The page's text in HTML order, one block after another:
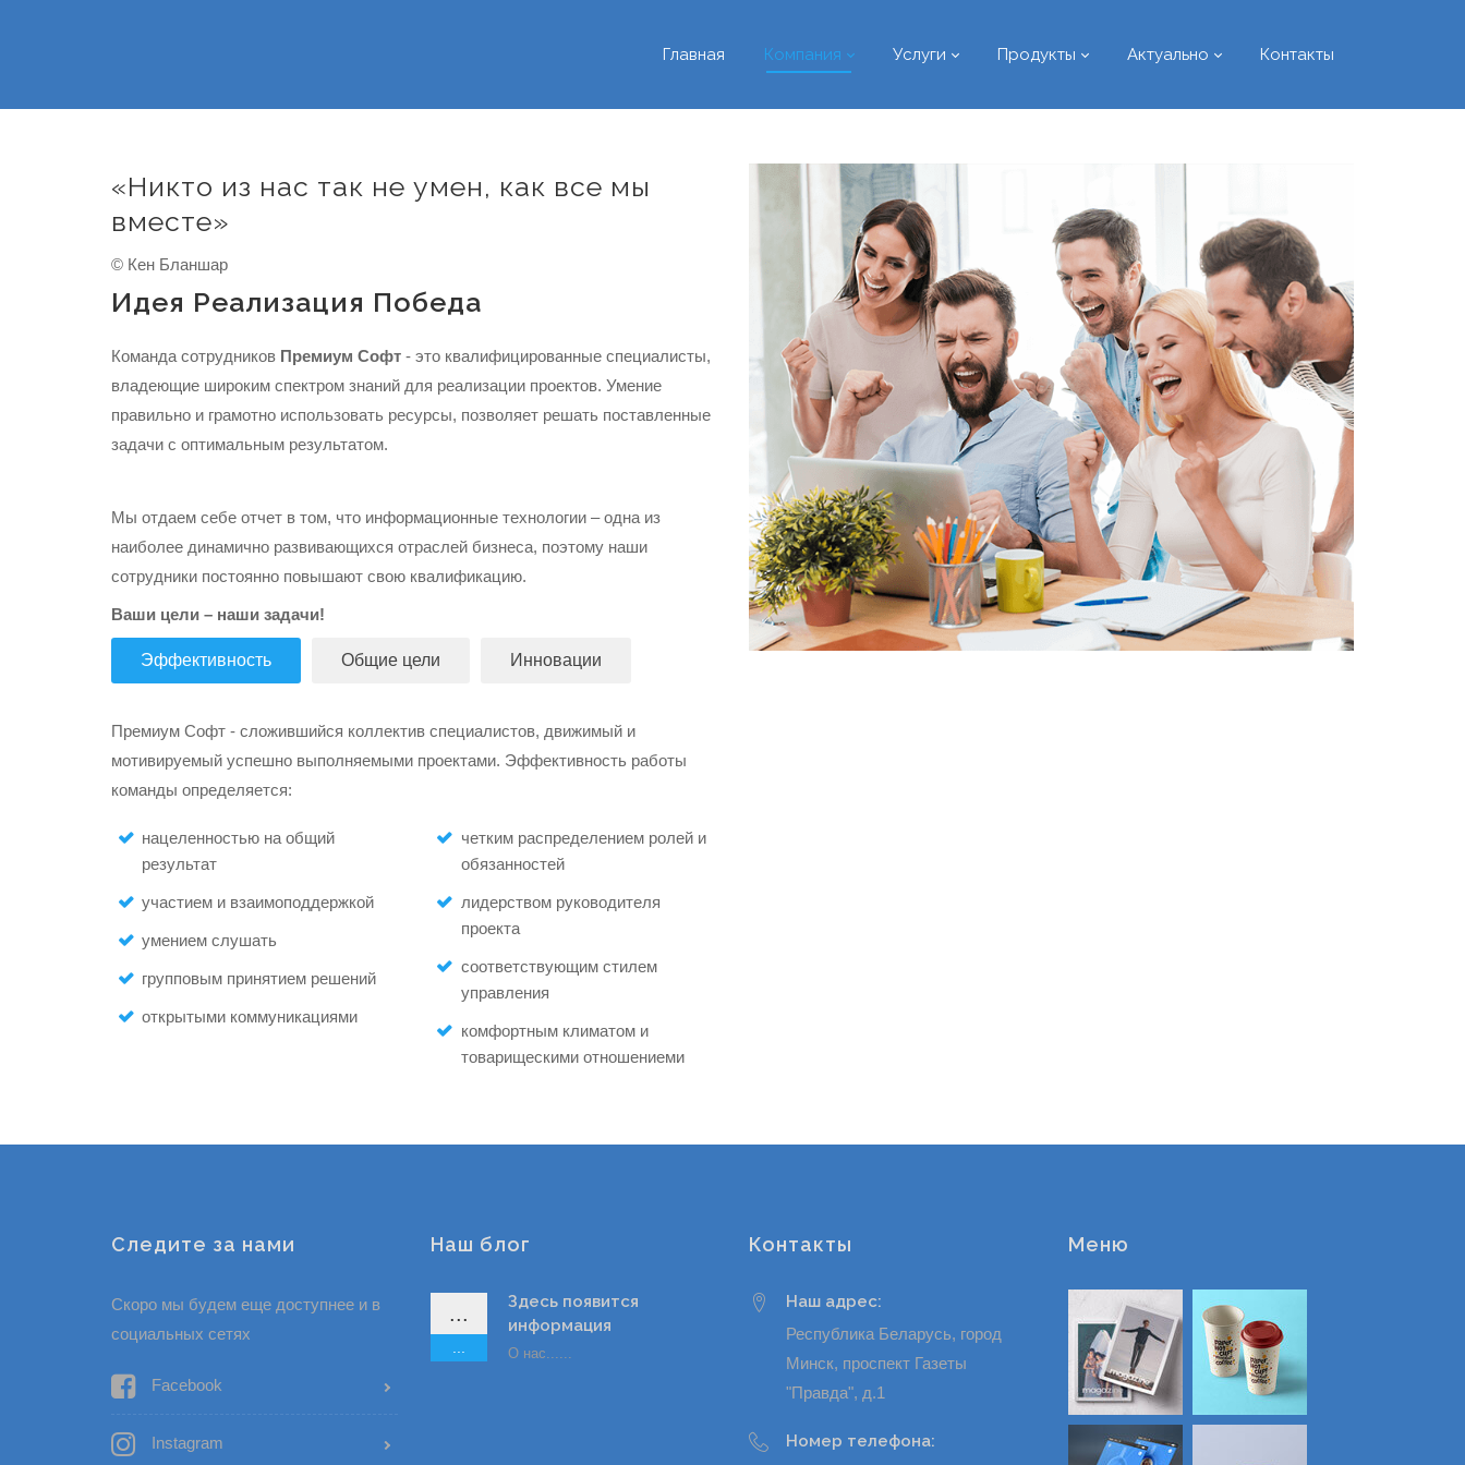
Главная Компания Услуги Продукты Актуально Контакты
«Никто из нас так не умен, как все мы
вместе»
© Кен Бланшар
Идея Реализация Победа
Команда сотрудников Премиум Софт - это квалифицированные специалисты,
владеющие широким спектром знаний для реализации проектов. Умение
правильно и грамотно использовать ресурсы, позволяет решать поставленные
задачи с оптимальным результатом.
Мы отдаем себе отчет в том, что информационные технологии – одна из
наиболее динамично развивающихся отраслей бизнеса, поэтому наши
сотрудники постоянно повышают свою квалификацию.
Ваши цели – наши задачи!
Эффективность Общие цели Инновации
Премиум Софт - сложившийся коллектив специалистов, движимый и
мотивируемый успешно выполняемыми проектами. Эффективность работы
команды определяется:
нацеленностью на общий
результат
участием и взаимоподдержкой
умением слушать
групповым принятием решений
открытыми коммуникациями
четким распределением ролей и
обязанностей
лидерством руководителя
проекта
соответствующим стилем
управления
комфортным климатом и
товарищескими отношениеми
Следите за нами
Скоро мы будем еще доступнее и в
социальных сетях
Facebook
Instagram
Наш блог
...
Здесь появится
информация
О нас......
Контакты
Наш адрес:
Республика Беларусь, город
Минск, проспект Газеты
"Правда", д.1
Номер телефона:
Меню